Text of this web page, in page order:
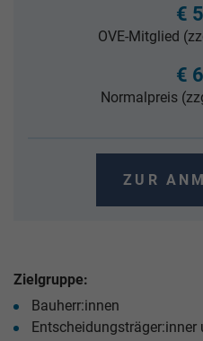
€
OVE-Mitglied
€
Normalpreis
ZUR
Zielgruppe:
Bauherr:innen